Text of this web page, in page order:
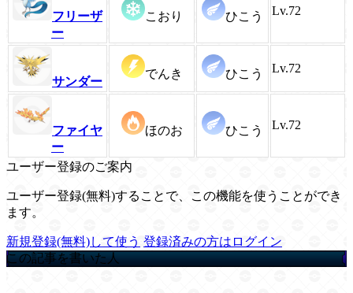
フリーザ
ー
こおり ひこう Lv.72
サンダー
でんき ひこう Lv.72
ファイヤ
ー
ほのお ひこう Lv.72
ユーザー登録のご案内
ユーザー登録(無料)することで、この機能を使うことができ
ます。
新規登録(無料)して使う 登録済みの方はログイン
この記事を書いた人